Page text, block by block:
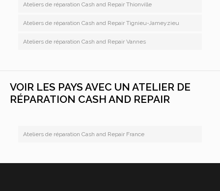
Ateliers de réparation Cash and Repair Thionville
Ateliers de réparation Cash and Repair Tignieu-Jameyzieu
Ateliers de réparation Cash and Repair Vannes
VOIR LES PAYS AVEC UN ATELIER DE
RÉPARATION CASH AND REPAIR
Ateliers de réparation Cash and Repair France